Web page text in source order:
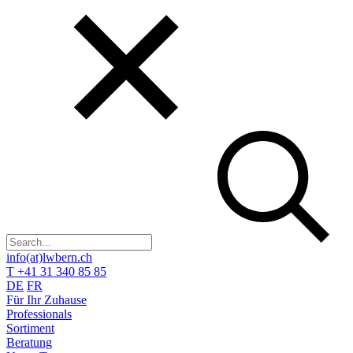
info(at)lwbern.ch
T +41 31 340 85 85
DE FR
Für Ihr Zuhause
Professionals
Sortiment
Beratung